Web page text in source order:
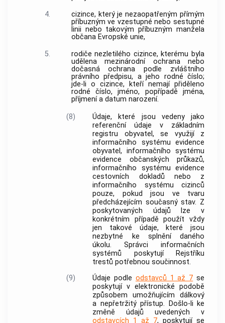
4.
cizince, který je nezaopatřeným přímým
příbuzným ve vzestupné nebo sestupné
linii nebo takovým příbuzným manžela
občana Evropské unie,
5.
rodiče nezletilého cizince, kterému byla
udělena mezinárodní ochrana nebo
dočasná ochrana podle zvláštního
právního předpisu, a jeho rodné číslo;
jde-li o cizince, kteří nemají přiděleno
rodné číslo, jméno, popřípadě jména,
příjmení a datum narození.
(8)
Údaje, které jsou vedeny jako
referenční údaje v základním
registru obyvatel, se využijí z
informačního systému evidence
obyvatel, informačního systému
evidence občanských průkazů,
informačního systému evidence
cestovních dokladů nebo z
informačního systému cizinců
pouze, pokud jsou ve tvaru
předcházejícím současný stav. Z
poskytovaných údajů lze v
konkrétním případě použít vždy
jen takové údaje, které jsou
nezbytné ke splnění daného
úkolu. Správci informačních
systémů poskytují Rejstříku
trestů potřebnou součinnost.
(9)
Údaje podle odstavců 1 až 7 se
poskytují v elektronické podobě
způsobem umožňujícím dálkový
a nepřetržitý přístup. Došlo-li ke
změně údajů uvedených v
odstavcích 1 až 7, poskytují se